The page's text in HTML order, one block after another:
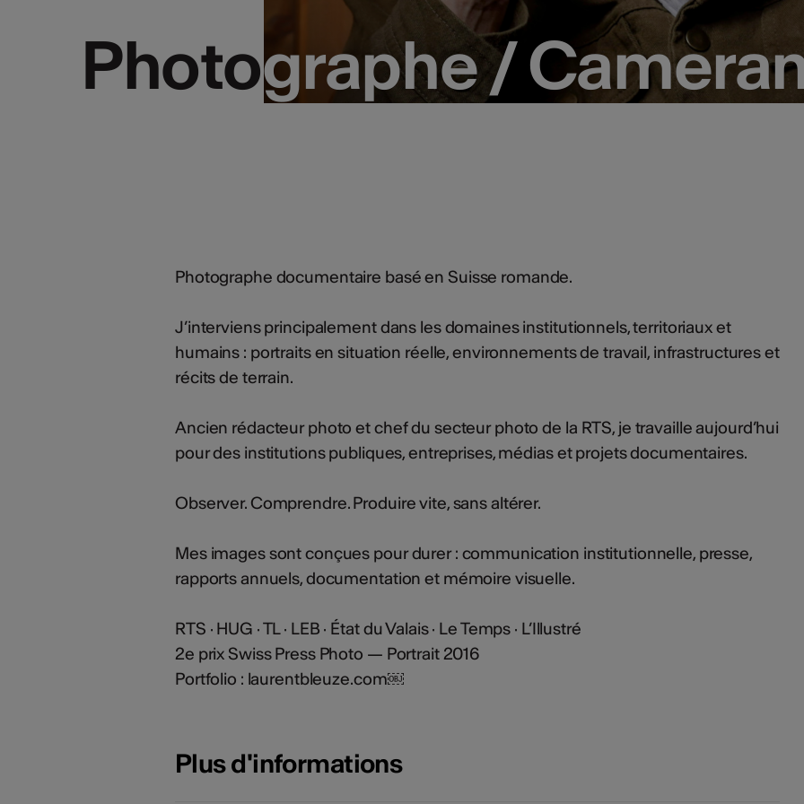
Photographe /
Photographe /
Photographe documentaire basé en Suisse romande.
J’interviens principalement dans les domaines institutionnels, territoriaux et
humains : portraits en situation réelle, environnements de travail, infrastructures et
récits de terrain.
Ancien rédacteur photo et chef du secteur photo de la RTS, je travaille aujourd’hui
pour des institutions publiques, entreprises, médias et projets documentaires.
Observer. Comprendre. Produire vite, sans altérer.
Mes images sont conçues pour durer : communication institutionnelle, presse,
rapports annuels, documentation et mémoire visuelle.
RTS · HUG · TL · LEB · État du Valais · Le Temps · L’Illustré
2e prix Swiss Press Photo — Portrait 2016
Portfolio : laurentbleuze.com￼
Plus d'informations